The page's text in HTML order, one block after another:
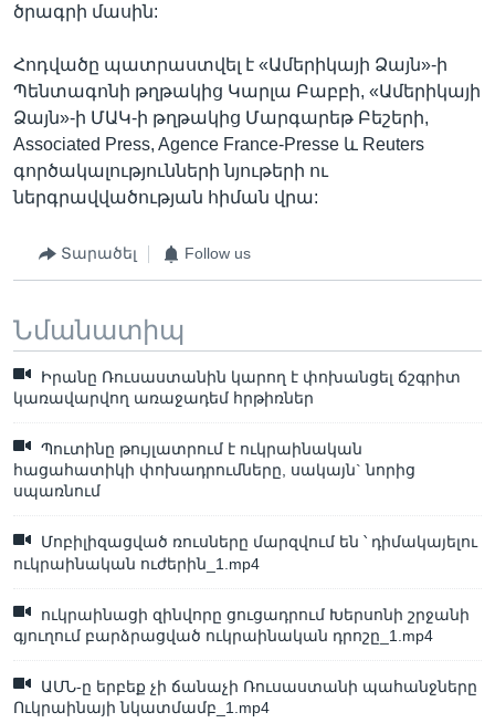
ծրագրի մասին:
Հոդվածը պատրաստվել է «Ամերիկայի Ձայն»-ի
Պենտագոնի թղթակից Կարլա Բաբբի, «Ամերիկայի
Ձայն»-ի ՄԱԿ-ի թղթակից Մարգարեթ Բեշերի,
Associated Press, Agence France-Presse և Reuters
գործակալությունների նյութերի ու
ներգրավվածության հիման վրա:
Տարածել Follow us
Նմանատիպ
Իրանը Ռուսաստանին կարող է փոխանցել ճշգրիտ
կառավարվող առաջադեմ հրթիռներ
Պուտինը թույլատրում է ուկրաինական
հացահատիկի փոխադրումները, սակայն` նորից
սպառնում
Մոբիլիզացված ռուսները մարզվում են ՝ դիմակայելու
ուկրաինական ուժերին_1.mp4
ուկրաինացի զինվորը ցուցադրում Խերսոնի շրջանի
գյուղում բարձրացված ուկրաինական դրոշը_1.mp4
ԱՄՆ-ը երբեք չի ճանաչի Ռուսաստանի պահանջները
Ուկրաինայի նկատմամբ_1.mp4